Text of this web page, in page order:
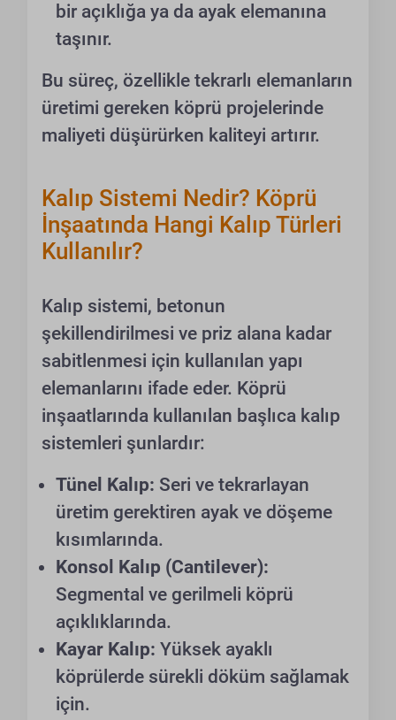
bir açıklığa ya da ayak elemanına
taşınır.
Bu süreç, özellikle tekrarlı elemanların
üretimi gereken köprü projelerinde
maliyeti düşürürken kaliteyi artırır.
Kalıp Sistemi Nedir? Köprü
İnşaatında Hangi Kalıp Türleri
Kullanılır?
Kalıp sistemi, betonun
şekillendirilmesi ve priz alana kadar
sabitlenmesi için kullanılan yapı
elemanlarını ifade eder. Köprü
inşaatlarında kullanılan başlıca kalıp
sistemleri şunlardır:
Tünel Kalıp: Seri ve tekrarlayan
üretim gerektiren ayak ve döşeme
kısımlarında.
Konsol Kalıp (Cantilever):
Segmental ve gerilmeli köprü
açıklıklarında.
Kayar Kalıp: Yüksek ayaklı
köprülerde sürekli döküm sağlamak
için.